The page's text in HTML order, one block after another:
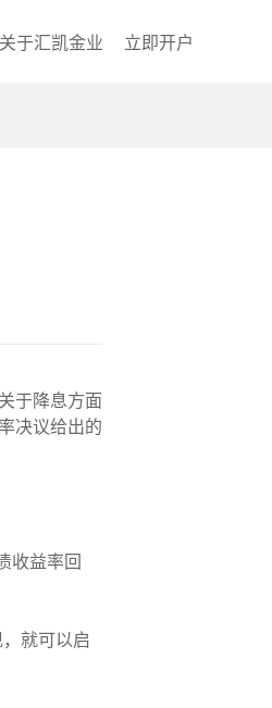
关于汇凯金业 立即开户
于降息方面
决议给出的
收益率回
就可以启